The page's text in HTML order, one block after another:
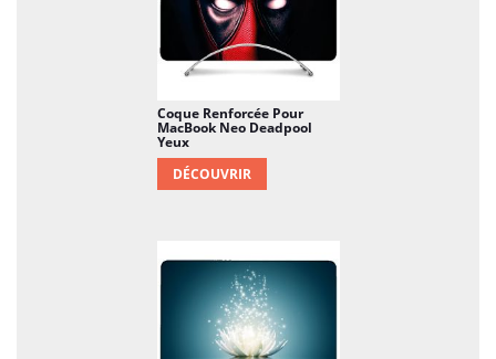
Coque Renforcée Pour
MacBook Neo Deadpool
Yeux
DÉCOUVRIR